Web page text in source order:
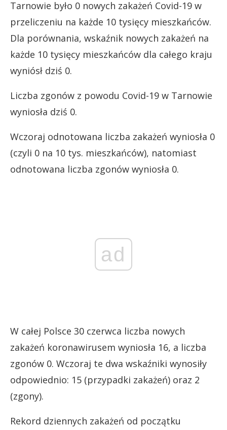
Tarnowie było 0 nowych zakażeń Covid-19 w
przeliczeniu na każde 10 tysięcy mieszkańców.
Dla porównania, wskaźnik nowych zakażeń na
każde 10 tysięcy mieszkańców dla całego kraju
wyniósł dziś 0.
Liczba zgonów z powodu Covid-19 w Tarnowie
wyniosła dziś 0.
Wczoraj odnotowana liczba zakażeń wyniosła 0
(czyli 0 na 10 tys. mieszkańców), natomiast
odnotowana liczba zgonów wyniosła 0.
ad
W całej Polsce 30 czerwca liczba nowych
zakażeń koronawirusem wyniosła 16, a liczba
zgonów 0. Wczoraj te dwa wskaźniki wynosiły
odpowiednio: 15 (przypadki zakażeń) oraz 2
(zgony).
Rekord dziennych zakażeń od początku